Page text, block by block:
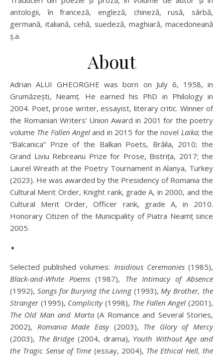
antologii, în franceză, engleză, chineză, rusă, sârbă,
germană, italiană, cehă, suedeză, maghiară, macedoneană
ș.a.
About
Adrian ALUI GHEORGHE was born on July 6, 1958, in
Grumăzești, Neamț. He earned his PhD in Philology in
2004. Poet, prose writer, essayist, literary critic. Winner of
the Romanian Writers’ Union Award in 2001 for the poetry
volume The Fallen Angel and in 2015 for the novel Laika; the
“Balcanica” Prize of the Balkan Poets, Brăila, 2010; the
Grand Liviu Rebreanu Prize for Prose, Bistrița, 2017; the
Laurel Wreath at the Poetry Tournament in Alanya, Turkey
(2023). He was awarded by the Presidency of Romania the
Cultural Merit Order, Knight rank, grade A, in 2000, and the
Cultural Merit Order, Officer rank, grade A, in 2010.
Honorary Citizen of the Municipality of Piatra Neamț since
2005.
Selected published volumes: Insidious Ceremonies(1985),
Black-and-White Poems (1987), The Intimacy of Absence
(1992), Songs for Burying the Living(1993),My Brother, the
Stranger(1995), Complicity(1998), The Fallen Angel (2001),
The Old Man and Marta(A Romance and Several Stories,
2002), Romania Made Easy(2003), The Glory of Mercy
(2003), The Bridge (2004, drama), Youth Without Age and
the Tragic Sense of Time (essay, 2004), The Ethical Hell, the